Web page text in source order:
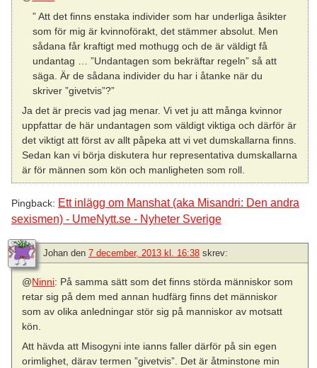
” Att det finns enstaka individer som har underliga åsikter
som för mig är kvinnoförakt, det stämmer absolut. Men
sådana får kraftigt med mothugg och de är väldigt få
undantag … ”Undantagen som bekräftar regeln” så att
säga. Är de sådana individer du har i åtanke när du
skriver ”givetvis”?”
Ja det är precis vad jag menar. Vi vet ju att många kvinnor
uppfattar de här undantagen som väldigt viktiga och därför är
det viktigt att först av allt påpeka att vi vet dumskallarna finns.
Sedan kan vi börja diskutera hur representativa dumskallarna
är för männen som kön och manligheten som roll.
Pingback: Ett inlägg om Manshat (aka Misandri: Den andra
sexismen) - UmeNytt.se - Nyheter Sverige
Johan den 7 december, 2013 kl. 16:38 skrev:
@Ninni: På samma sätt som det finns störda människor som
retar sig på dem med annan hudfärg finns det människor
som av olika anledningar stör sig på manniskor av motsatt
kön.
Att hävda att Misogyni inte ianns faller därför på sin egen
orimlighet, därav termen ”givetvis”. Det är åtminstone min